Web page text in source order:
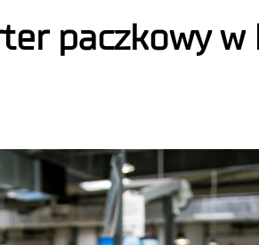
paczkowy